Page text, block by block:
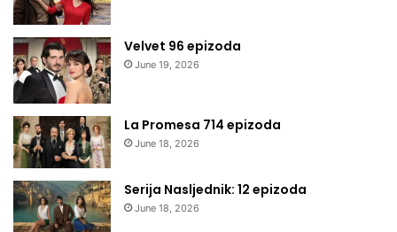
Velvet 96 epizoda
June 19, 2026
La Promesa 714 epizoda
June 18, 2026
Serija Nasljednik: 12 epizoda
June 18, 2026